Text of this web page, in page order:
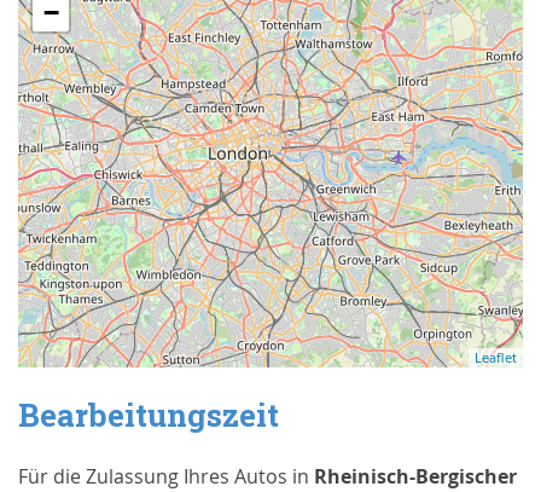
−
Leaflet
Bearbeitungszeit
Für die Zulassung Ihres Autos in Rheinisch-Bergischer